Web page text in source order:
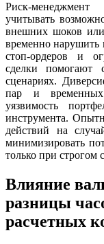
Риск-
учитывать
внешних шоков или
временно нарушить
стоп-ордеров и
сделки помогают
сценариях.
пар и
уязвимость
инструмента.
действий на
минимизировать
только при
Влияние
разницы
расчетных